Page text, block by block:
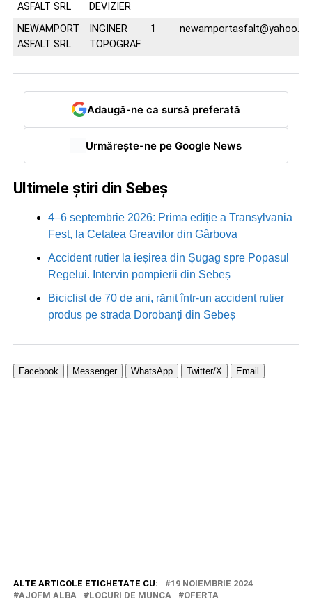
ASFALT SRL
DEVIZIER
NEWAMPORT
ASFALT SRL
INGINER
TOPOGRAF
1
Adaugă-ne ca sursă preferată
Urmărește-ne pe Google News
Ultimele știri din Sebeș
4–6 septembrie 2026: Prima ediție a Transylvania
Fest, la Cetatea Greavilor din Gârbova
Accident rutier la ieșirea din Șugag spre Popasul
Regelui. Intervin pompierii din Sebeș
Biciclist de 70 de ani, rănit într-un accident rutier
produs pe strada Dorobanți din Sebeș
Facebook Messenger WhatsApp Twitter/X Email
ALTE ARTICOLE ETICHETATE CU:
19 NOIEMBRIE 2024
AJOFM ALBA
LOCURI DE MUNCA
OFERTA